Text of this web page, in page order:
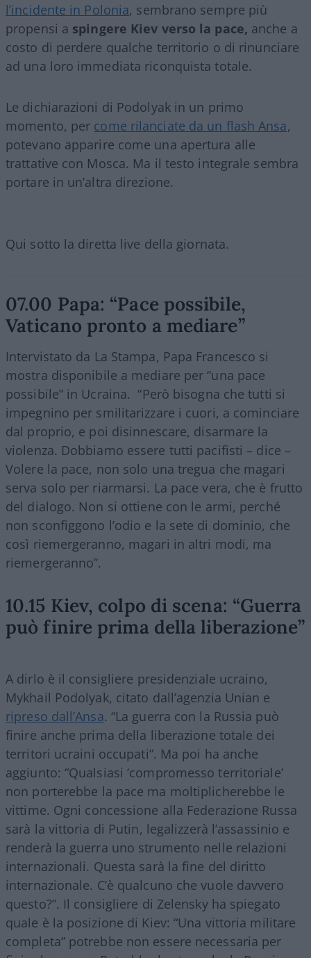
l’incidente in Polonia, sembrano sempre più
propensi a spingere Kiev verso la pace, anche a
costo di perdere qualche territorio o di rinunciare
ad una loro immediata riconquista totale.
Le dichiarazioni di Podolyak in un primo
momento, per come rilanciate da un flash Ansa,
potevano apparire come una apertura alle
trattative con Mosca. Ma il testo integrale sembra
portare in un’altra direzione.
Qui sotto la diretta live della giornata.
07.00 Papa: “Pace possibile,
Vaticano pronto a mediare”
Intervistato da La Stampa, Papa Francesco si
mostra disponibile a mediare per “una pace
possibile” in Ucraina. “Però bisogna che tutti si
impegnino per smilitarizzare i cuori, a cominciare
dal proprio, e poi disinnescare, disarmare la
violenza. Dobbiamo essere tutti pacifisti – dice –
Volere la pace, non solo una tregua che magari
serva solo per riarmarsi. La pace vera, che è frutto
del dialogo. Non si ottiene con le armi, perché
non sconfiggono l’odio e la sete di dominio, che
così riemergeranno, magari in altri modi, ma
riemergeranno”.
10.15 Kiev, colpo di scena: “Guerra
può finire prima della liberazione”
A dirlo è il consigliere presidenziale ucraino,
Mykhail Podolyak, citato dall’agenzia Unian e
ripreso dall’Ansa. “La guerra con la Russia può
finire anche prima della liberazione totale dei
territori ucraini occupati”. Ma poi ha anche
aggiunto: “Qualsiasi ‘compromesso territoriale’
non porterebbe la pace ma moltiplicherebbe le
vittime. Ogni concessione alla Federazione Russa
sarà la vittoria di Putin, legalizzerà l’assassinio e
renderà la guerra uno strumento nelle relazioni
internazionali. Questa sarà la fine del diritto
internazionale. C’è qualcuno che vuole davvero
questo?”. Il consigliere di Zelensky ha spiegato
quale è la posizione di Kiev: “Una vittoria militare
completa” potrebbe non essere necessaria per